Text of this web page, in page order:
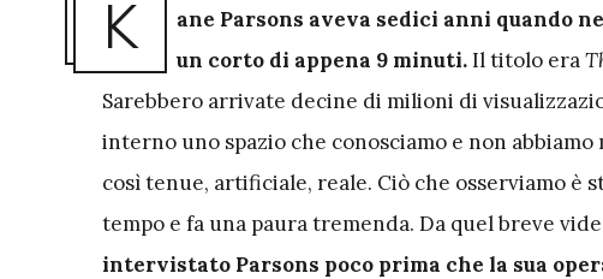
K
ane Parsons aveva sedici anni quando
un corto di appena 9 minuti.Il titolo era
Sarebbero arrivate decine di milioni di
interno uno spazio che conosciamo e non
così tenue, artificiale, reale. Ciò che osserviamo è
tempo e fa una paura tremenda. Da quel breve
intervistato Parsons poco prima che la sua